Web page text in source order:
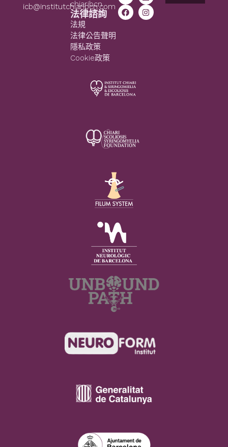
icb@institutchiaribcn.com
chiaribcn
法律諮詢
法規
法律公告聲明
隱私政策
Cookie政策